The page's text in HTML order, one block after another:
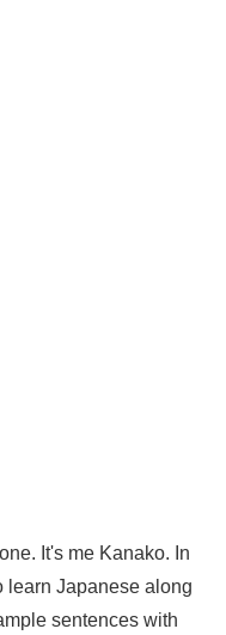
It's me Kanako. In
learn Japanese along
sentences with